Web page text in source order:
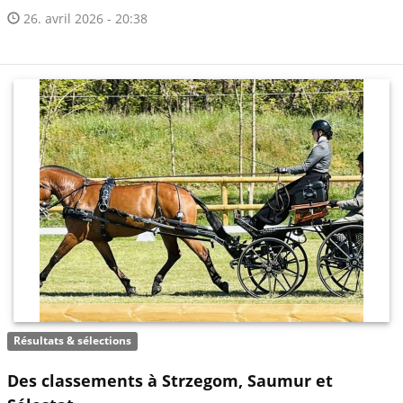
26. avril 2026 - 20:38
Résultats & sélections
Des classements à Strzegom, Saumur et